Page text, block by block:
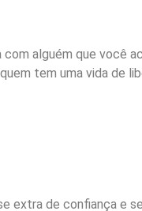
alguém que você
tem uma vida de
extra de confiança e